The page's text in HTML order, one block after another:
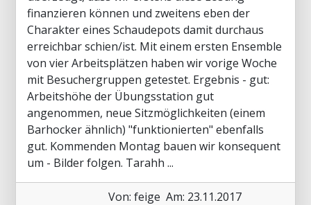
finanzieren können und zweitens eben der
Charakter eines Schaudepots damit durchaus
erreichbar schien/ist. Mit einem ersten Ensemble
von vier Arbeitsplätzen haben wir vorige Woche
mit Besuchergruppen getestet. Ergebnis - gut:
Arbeitshöhe der Übungsstation gut
angenommen, neue Sitzmöglichkeiten (einem
Barhocker ähnlich) "funktionierten" ebenfalls
gut. Kommenden Montag bauen wir konsequent
um - Bilder folgen. Tarahh ...
Von: feige Am: 23.11.2017